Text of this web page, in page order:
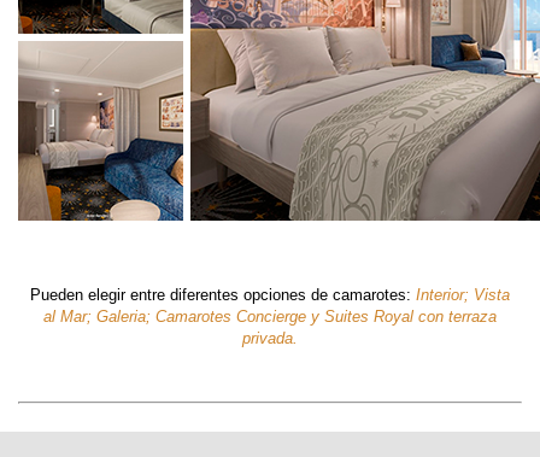
Pueden elegir entre diferentes opciones de camarotes: Interior; Vista
al Mar; Galeria; Camarotes Concierge y Suites Royal con terraza
privada.